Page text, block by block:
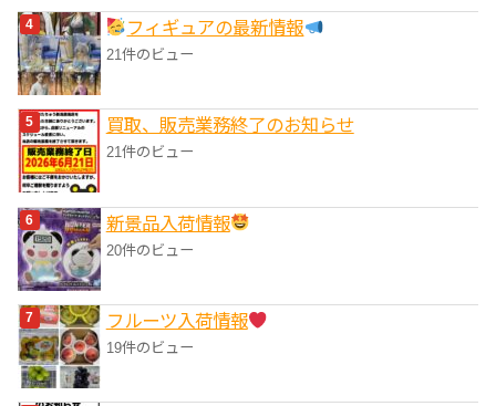
フィギュアの最新情報
21件のビュー
買取、販売業務終了のお知らせ
21件のビュー
‎新景品入荷情報
20件のビュー
フルーツ入荷情報
19件のビュー